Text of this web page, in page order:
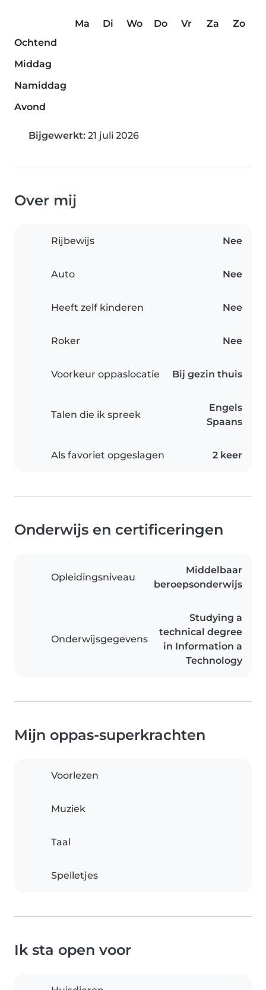
Ma Di Wo Do Vr Za
Zo
Ochtend
Middag
Namiddag
Avond
Bijgewerkt: 21 juli 2026
Over mij
Rijbewijs Nee
Auto Nee
Heeft zelf kinderen Nee
Roker Nee
Voorkeur oppaslocatie Bij gezin thuis
Talen die ik spreek
Engels
Spaans
Als favoriet opgeslagen 2 keer
Onderwijs en certificeringen
Opleidingsniveau
Middelbaar
beroepsonderwijs
Onderwijsgegevens
Studying a
technical degree
in Information a
Technology
Mijn oppas-superkrachten
Voorlezen
Muziek
Taal
Spelletjes
Ik sta open voor